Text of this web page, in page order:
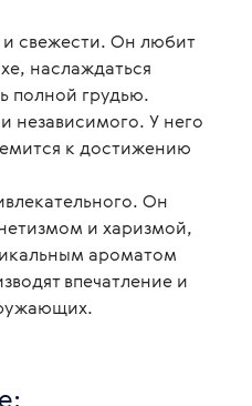
свежести. Он любит
наслаждаться
полной грудью.
независимого. У него
к достижению
Он
и харизмой,
ароматом
впечатление и